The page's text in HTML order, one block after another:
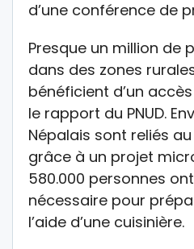
d’une conférence de
Presque un million de
dans des zones
bénéficient d’un
le rapport du PNUD.
Népalais sont reliés
grâce à un projet
580.000 personnes
nécessaire pour
l’aide d’une cuisinière.